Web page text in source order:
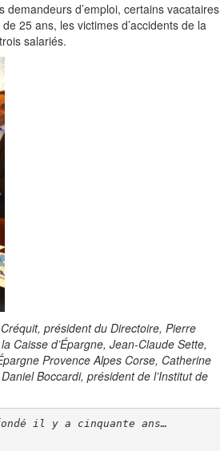
d’emploi, certains vacataires
25 ans, les victimes d’accidents de la
salariés.
président du Directoire, Pierre
Caisse d’Épargne, Jean-Claude Sette,
Provence Alpes Corse, Catherine
Boccardi, président de l’Institut de
il y a cinquante ans…